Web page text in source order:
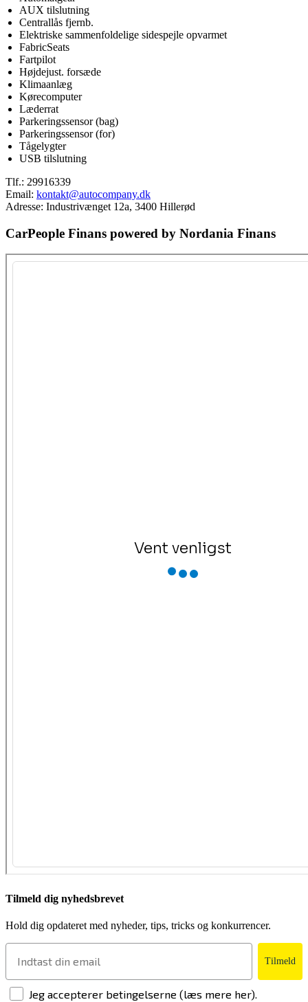
AUX tilslutning
Centrallås fjernb.
Elektriske sammenfoldelige sidespejle opvarmet
FabricSeats
Fartpilot
Højdejust. forsæde
Klimaanlæg
Kørecomputer
Læderrat
Parkeringssensor (bag)
Parkeringssensor (for)
Tågelygter
USB tilslutning
Tlf.: 29916339
Email: kontakt@autocompany.dk
Adresse: Industrivænget 12a, 3400 Hillerød
CarPeople Finans powered by Nordania Finans
Tilmeld dig nyhedsbrevet
Hold dig opdateret med nyheder, tips, tricks og konkurrencer.
Tilmeld
Jeg accepterer betingelserne (læs mere her).